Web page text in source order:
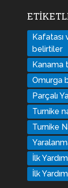
Kafatası
belirtiler
Kanama
Omurga
Parçalı
Turnike
Turnike
İlk
İlk